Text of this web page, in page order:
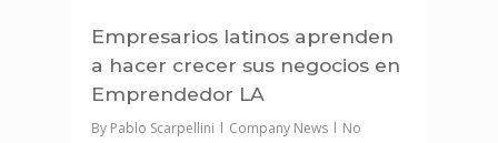
Empresarios latinos aprenden
a hacer crecer sus negocios en
Emprendedor LA
By Pablo Scarpellini Company News
No